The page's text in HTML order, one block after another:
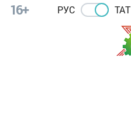
16+ РУС ТАТ